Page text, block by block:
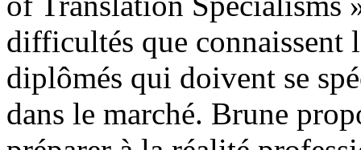
difficultés que connaissent
diplômés qui doivent se
dans le marché. Brune